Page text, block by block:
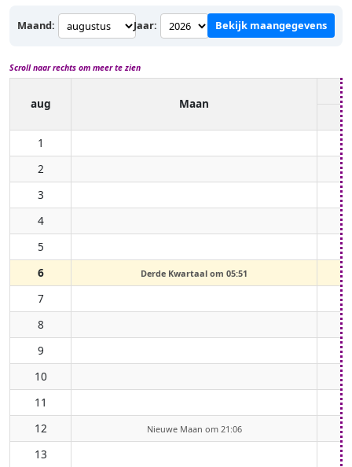
Maand: Jaar: Bekijk maangegevens
Scroll naar rechts om meer te zien
aug Maan
1
2
3
4
5
6
Derde Kwartaal om 05:51
7
8
9
10
11
12
Nieuwe Maan om 21:06
13